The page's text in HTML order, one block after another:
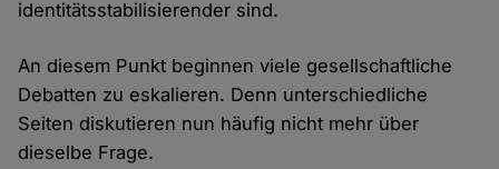
identitätsstabilisierender sind.
An diesem Punkt beginnen viele gesellschaftliche
Debatten zu eskalieren. Denn unterschiedliche
Seiten diskutieren nun häufig nicht mehr über
dieselbe Frage.